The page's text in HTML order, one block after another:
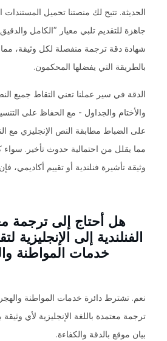
الحديثة. تتيح لك منصتنا تحميل المستندات
جاهزة للتقديم تلبي معيار "الكامل
شهادة دقة ترجمة منفصلة لكل وثيقة،
بالطريقة التي يفضلها المحكمون.
الدقة في سير عملنا تعني التقاط جميع
والأختام والجداول - مع الحفاظ على
على الضباط مطابقة النص الإنجليزي مع
مما يقلل من احتمالية حدوث تأخير.
وثيقة تأشيرة فنلندية أو تقييم أكاديمي،
هل أحتاج إلى ترجمة
الفنلندية إلى الإنجليزية
خدمات المواطنة
ترجمة معتمدة باللغة الإنجليزية لأي
بيان موقع بالدقة والكفاءة.